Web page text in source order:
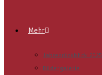
Mehr
Jahresrückblick 2025
Bildergalerie